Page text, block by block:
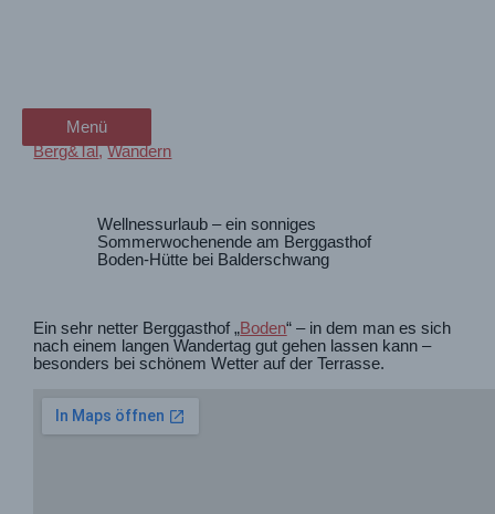
Menü
Menü
Berg&Tal,Wandern
Wellnessurlaub – ein sonniges
Sommerwochenende am Berggasthof
Boden-Hütte bei Balderschwang
Ein sehr netter Berggasthof „Boden“ – in dem man es sich
nach einem langen Wandertag gut gehen lassen kann –
besonders bei schönem Wetter auf der Terrasse.